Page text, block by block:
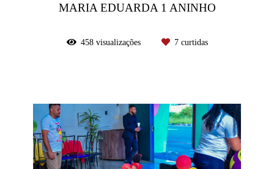
MARIA EDUARDA 1 ANINHO
458visualizações 7curtidas